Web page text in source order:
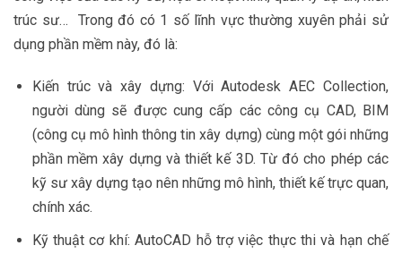
trúc sư… Trong đó có 1 số lĩnh vực thường xuyên phải sử
dụng phần mềm này, đó là:
Kiến trúc và xây dựng: Với Autodesk AEC Collection,
người dùng sẽ được cung cấp các công cụ CAD, BIM
(công cụ mô hình thông tin xây dựng) cùng một gói những
phần mềm xây dựng và thiết kế 3D. Từ đó cho phép các
kỹ sư xây dựng tạo nên những mô hình, thiết kế trực quan,
chính xác.
Kỹ thuật cơ khí: AutoCAD hỗ trợ việc thực thi và hạn chế